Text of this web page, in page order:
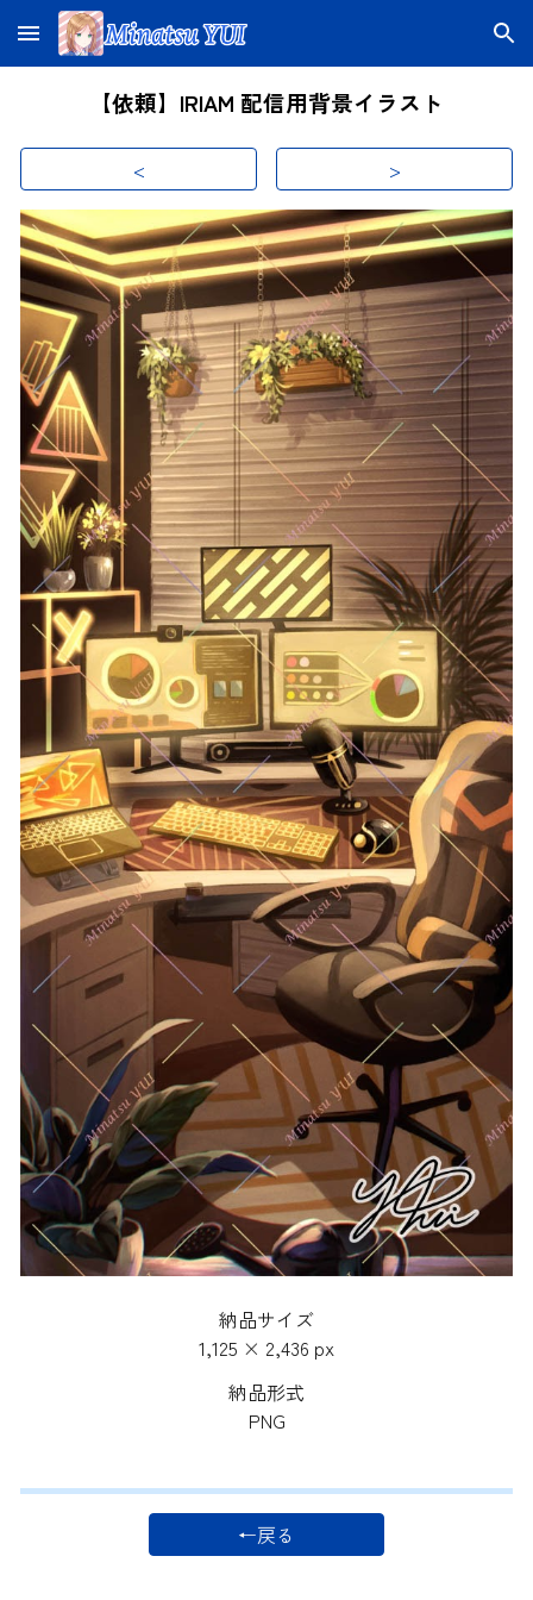
Skip to main content Skip to navigation
【依頼】IRIAM 配信用背景イラスト
< >
納品サイズ
1,125 × 2,436 px
納品形式
PNG
←戻る